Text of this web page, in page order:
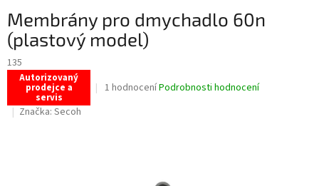
Membrány pro dmychadlo 60n
(plastový model)
135
Autorizovaný
prodejce a
servis
Průměrné
1 hodnoceníPodrobnosti hodnocení
Značka: Secoh